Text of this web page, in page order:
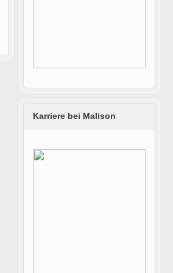
Karriere bei Malison